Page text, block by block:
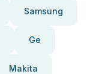
Samsung
Ge
Makita